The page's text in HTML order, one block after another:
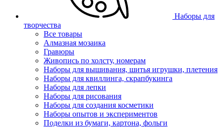
Наборы для
творчества
Все товары
Алмазная мозаика
Гравюры
Живопись по холсту, номерам
Наборы для вышивания, шитья игрушки, плетения
Наборы для квиллинга, скрапбукинга
Наборы для лепки
Наборы для рисования
Наборы для создания косметики
Наборы опытов и экспериментов
Поделки из бумаги, картона, фольги